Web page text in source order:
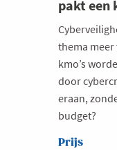
pakt een
thema
kmo’s
door
eraan,
budget?
Prijs